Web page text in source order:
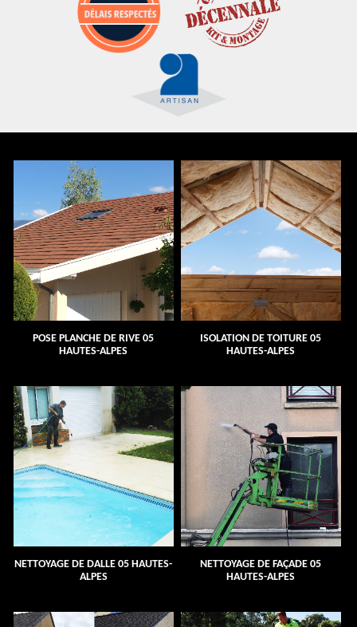
POSE PLANCHE DE RIVE 05
HAUTES-ALPES
ISOLATION DE TOITURE 05
HAUTES-ALPES
NETTOYAGE DE DALLE 05 HAUTES-
ALPES
NETTOYAGE DE FAÇADE 05
HAUTES-ALPES